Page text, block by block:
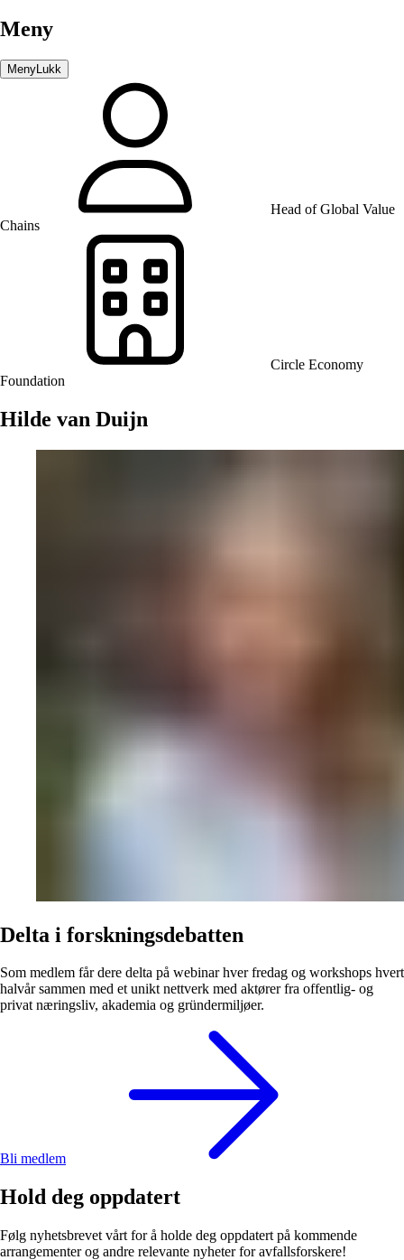
Meny
Meny Lukk
Head of Global Value
Chains
Circle Economy
Foundation
Hilde van Duijn
Delta i forskningsdebatten
Som medlem får dere delta på webinar hver fredag og workshops hvert
halvår sammen med et unikt nettverk med aktører fra offentlig- og
privat næringsliv, akademia og gründermiljøer.
Bli medlem
Hold deg oppdatert
Følg nyhetsbrevet vårt for å holde deg oppdatert på kommende
arrangementer og andre relevante nyheter for avfallsforskere!